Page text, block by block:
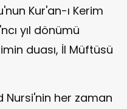
Kur'an-ı Kerim
yıl dönümü
duası, İl Müftüsü
Nursi'nin her zaman